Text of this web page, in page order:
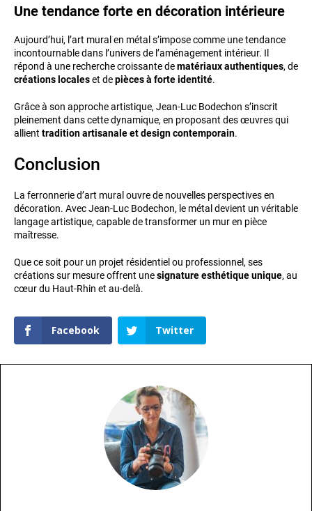
Une tendance forte en décoration intérieure
Aujourd’hui, l’art mural en métal s’impose comme une tendance
incontournable dans l’univers de l’aménagement intérieur. Il
répond à une recherche croissante dematériaux authentiques, de
créations localeset depièces à forte identité.
Grâce à son approche artistique, Jean‑Luc Bodechon s’inscrit
pleinement dans cette dynamique, en proposant des œuvres qui
allient tradition artisanale et design contemporain.
Conclusion
La ferronnerie d’art mural ouvre de nouvelles perspectives en
décoration. Avec Jean‑Luc Bodechon, le métal devient un véritable
langage artistique, capable de transformer un mur en pièce
maîtresse.
Que ce soit pour un projet résidentiel ou professionnel, ses
créations sur mesure offrent unesignature esthétique unique, au
cœur du Haut-Rhin et au-delà.
Facebook Twitter